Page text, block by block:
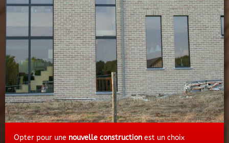
Opter pour une nouvelle construction est un choix